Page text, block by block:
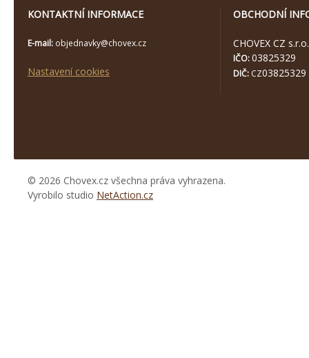
KONTAKTNÍ INFORMACE
E-mail: objednavky@chovex.cz
Nastavení cookies
OBCHODNÍ
CHOVEX CZ s.r.o.
IČO:03825329
DIČ: CZ03825329
© 2026 Chovex.cz všechna práva vyhrazena.
Vyrobilo studio NetAction.cz